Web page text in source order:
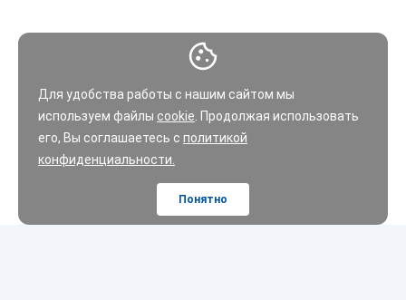
Для удобства работы с нашим сайтом мы
используем файлы cookie . Продолжая использовать
его, Вы соглашаетесь с политикой
конфиденциальности.
Понятно